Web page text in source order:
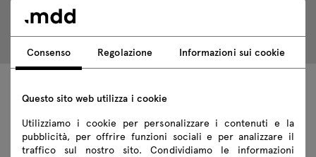
Dati tecnici
Consenso Regolazione Informazioni sui cookie
Questo sito web utilizza i cookie
Utilizziamo i cookie per personalizzare i contenuti e la
pubblicità, per offrire funzioni sociali e per analizzare il
traffico sul nostro sito. Condividiamo le informazioni